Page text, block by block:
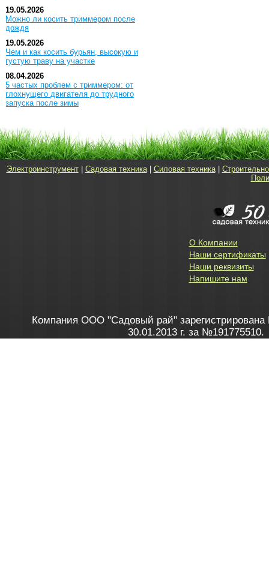
19.05.2026
Можно ли косить триммером после
дождя
19.05.2026
Чем и как косить бурьян, высокую и
густую траву на участке
08.04.2026
5 частых проблем с триммером: от
глохнущего двигателя до трудного
запуска после зимы
Электроинструмент| Садовая техника| Силовая техника|
О Компании
Наши сертификаты
Наши реквизиты
Напишите нам
Компания ООО "Садовый рай" зарегистрирована
30.01.2013 г. за №191775510.